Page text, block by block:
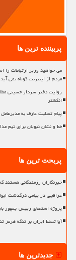
پربیننده ترین ها
می خواهید وزیر ارتباطات را
مردم از اینترنت کوتاه نمی آید
روایت دختر سردار حسینی
انگشتر
پیام تسلیت عارف به
خط و نشان نبویان برای تیم
پربحث ترین ها
خبرنگاران رزمندگانی
عراقچی در پیامی درگذشت
پروژه استعفای رییس جمهور
آیا تسلط ایران بر تنگه هرمز
جدیدترین ها